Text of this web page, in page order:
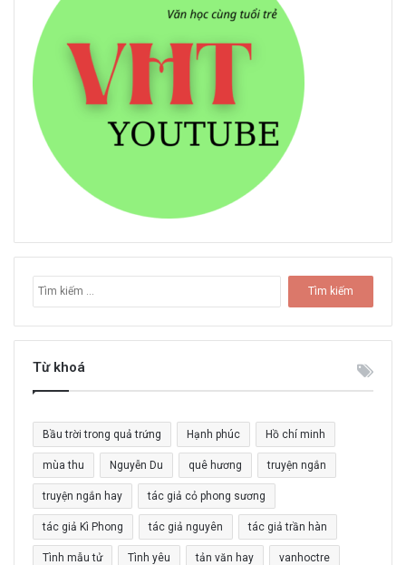
m
k
h
o
:
Từ khoá
Bầu trời trong quả trứng Hạnh phúc Hồ chí minh
mùa thu Nguyễn Du quê hương truyện ngắn
truyện ngắn hay tác giả cỏ phong sương
tác giả Kì Phong tác giả nguyên tác giả trần hàn
Tình mẫu tử Tình yêu tản văn hay vanhoctre